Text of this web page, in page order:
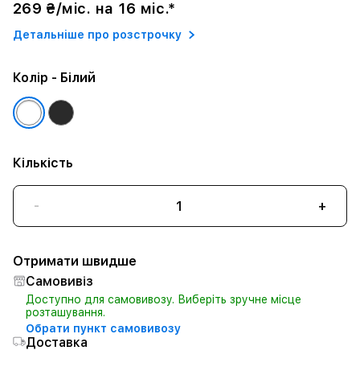
269 ₴/міс. на 16 міс.*
Детальніше про розстрочку
Колір - Білий
Кількість
- +
Отримати швидше
Самовивіз
Доступно для самовивозу. Виберіть зручне місце
розташування.
Обрати пункт самовивозу
Доставка